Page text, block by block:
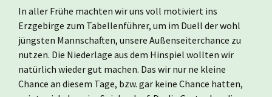
In aller Frühe machten wir uns voll motiviert ins
Erzgebirge zum Tabellenführer, um im Duell der wohl
jüngsten Mannschaften, unsere Außenseiterchance zu
nutzen. Die Niederlage aus dem Hinspiel wollten wir
natürlich wieder gut machen. Das wir nur ne kleine
Chance an diesem Tage, bzw. gar keine Chance hatten,